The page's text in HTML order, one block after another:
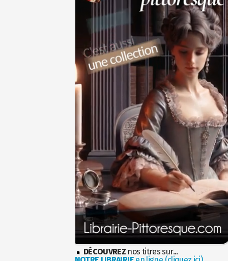
DÉCOUVREZ nos titres sur...